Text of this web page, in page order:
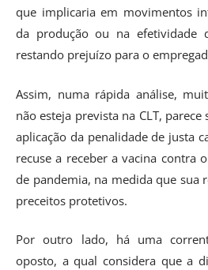
que implicaria em movimentos
da produção ou na efetividade
restando prejuízo para o
Assim, numa rápida análise,
não esteja prevista na CLT,
aplicação da penalidade de justa
recuse a receber a vacina contra
de pandemia, na medida que sua
preceitos protetivos.
Por outro lado, há uma
oposto, a qual considera que a